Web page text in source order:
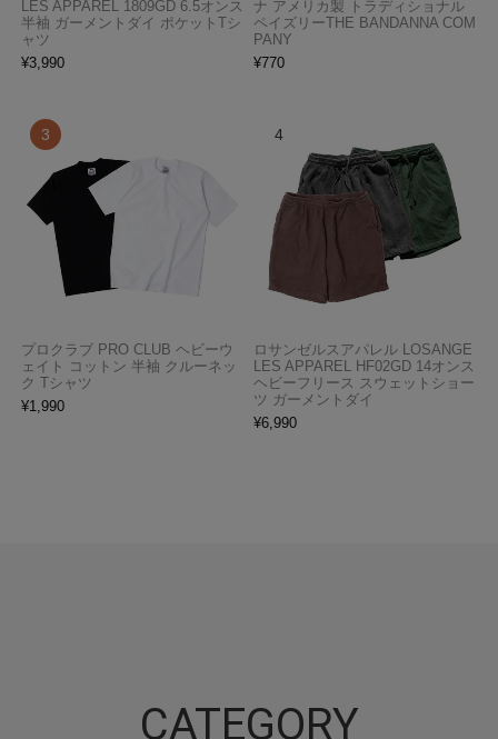
LES APPAREL 1809GD 6.5オンス
半袖 ガーメントダイ ポケットTシ
ャツ
¥3,990
ナ アメリカ製 トラディショナル
ペイズリーTHE BANDANNA COM
PANY
¥770
プロクラブ PRO CLUB ヘビーウ
ェイト コットン 半袖 クルーネッ
ク Tシャツ
¥1,990
ロサンゼルスアパレル LOSANGE
LES APPAREL HF02GD 14オンス
ヘビーフリース スウェットショー
ツ ガーメントダイ
¥6,990
CATEGORY